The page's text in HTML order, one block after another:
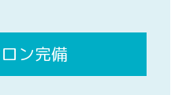
ン完備